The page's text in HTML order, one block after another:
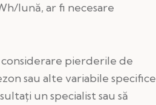
lună, ar fi necesare
considerare pierderile de
sau alte variabile specifice
un specialist sau să